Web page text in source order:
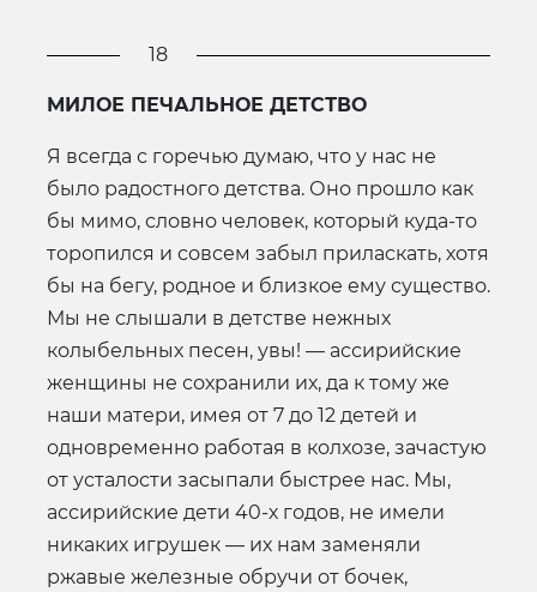
18
МИЛОЕ ПЕЧАЛЬНОЕ ДЕТСТВО
Я всегда с горечью думаю, что у нас не
было радостного детства. Оно прошло как
бы мимо, словно человек, который куда-то
торопился и совсем забыл приласкать, хотя
бы на бегу, родное и близкое ему существо.
Мы не слышали в детстве нежных
колыбельных песен, увы! — ассирийские
женщины не сохранили их, да к тому же
наши матери, имея от 7 до 12 детей и
одновременно работая в колхозе, зачастую
от усталости засыпали быстрее нас. Мы,
ассирийские дети 40-х годов, не имели
никаких игрушек — их нам заменяли
ржавые железные обручи от бочек,